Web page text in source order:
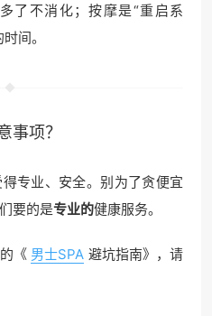
了不消化；按摩是“重启系
间。
事项？
专业、安全。别为了贪便宜
要的是专业的健康服务。
《 男士SPA 避坑指南》，请